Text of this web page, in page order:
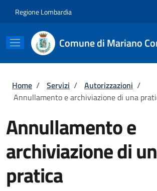
Regione Lombardia
Comune di Mariano
Briciole di pane
Home / Servizi / Autorizzazioni /
Annullamento e archiviazione di una
Annullamento e
archiviazione di
pratica